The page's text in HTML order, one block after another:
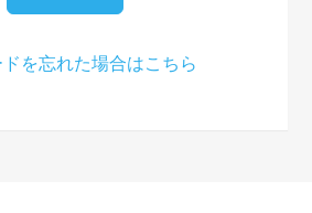
を忘れた場合はこちら